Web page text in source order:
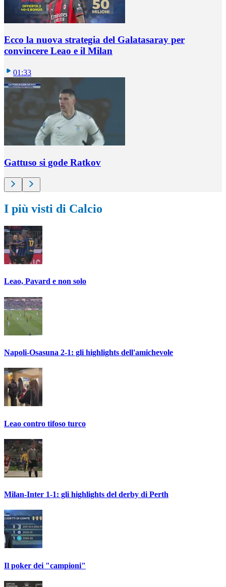
Ecco la nuova strategia del Galatasaray per
convincere Leao e il Milan
01:33
Gattuso si gode Ratkov
I più visti di Calcio
Leao, Pavard e non solo
Napoli-Osasuna 2-1: gli highlights dell'amichevole
Leao contro tifoso turco
Milan-Inter 1-1: gli highlights del derby di Perth
Il poker dei "campioni"